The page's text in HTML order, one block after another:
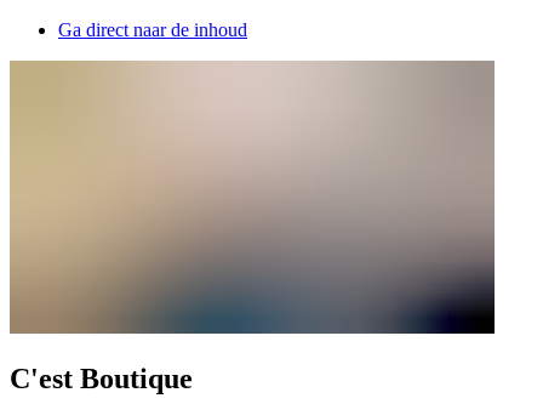
Ga direct naar de inhoud
C'est Boutique